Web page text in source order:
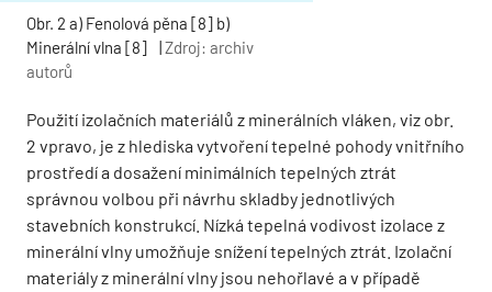
Obr. 2 a) Fenolová pěna [8] b)
Minerální vlna [8]
|Zdroj: archiv
autorů
Použití izolačních materiálů z minerálních vláken, viz obr.
2 vpravo, je z hlediska vytvoření tepelné pohody vnitřního
prostředí a dosažení minimálních tepelných ztrát
správnou volbou při návrhu skladby jednotlivých
stavebních konstrukcí. Nízká tepelná vodivost izolace z
minerální vlny umožňuje snížení tepelných ztrát. Izolační
materiály z minerální vlny jsou nehořlavé a v případě